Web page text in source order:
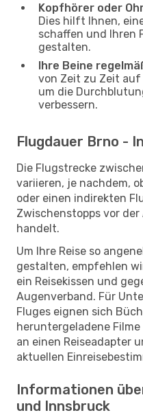
Kopfhörer oder
Dies hilft Ihnen,
schaffen und Ihren
gestalten.
Ihre Beine
von Zeit zu Zeit auf
um die
verbessern.
Flugdauer Brno -
Die Flugstrecke
variieren, je nachdem,
oder einen indirekten
Zwischenstopps vor
handelt.
Um Ihre Reise so
gestalten, empfehlen
ein Reisekissen und
Augenverband. Für
Fluges eignen sich
heruntergeladene Filme
an einen Reiseadapter
aktuellen
Informationen
und Innsbruck